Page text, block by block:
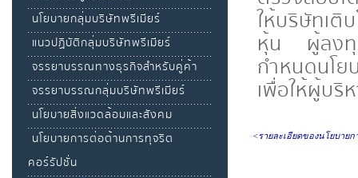
ให้บริษัทเติ
หุ้น ผู้ลงทุ
กำหนดนโ
เพื่อให้ผู้บริ
<รายละเอียดของนโยบาย
นโยบายกลุ่มบริษัทพรีเมียร์
แนวปฏิบัติกลุ่มบริษัทพรีเมียร์
จรรยาบรรณทางธุรกิจสำหรับคู่ค้า
จรรยาบรรณกลุ่มบริษัทพรีเมียร์
นโยบายสิ่งแวดล้อมและสังคม
นโยบายการต่อต้านการทุจริต
คอร์รัปชั่น